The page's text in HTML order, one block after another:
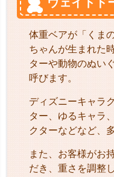
体重ベアが「くま
ちゃんが生まれた
ターや動物のぬい
呼びます。
ディズニーキャラ
ター、ゆるキャラ
クターなどなど、
また、お客様がお
だき、重さを調整